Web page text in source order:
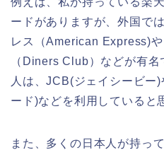
ードがありますが、外国で
レス（American Express)
（Diners Club）などが有
人は、JCB(ジェイシービー
ード)などを利用していると
また、多くの日本人が持っ